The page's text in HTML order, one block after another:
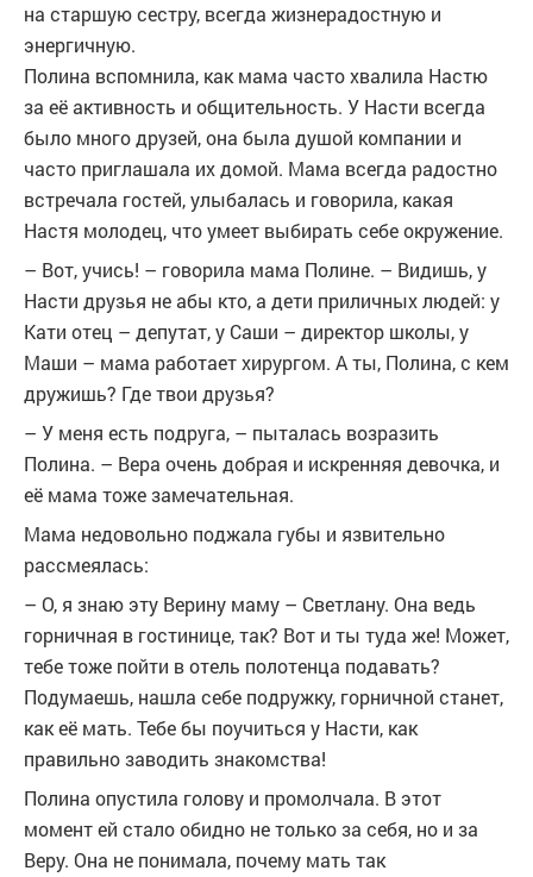
на старшую сестру, всегда жизнерадостную и
энергичную.
Полина вспомнила, как мама часто хвалила Настю
за её активность и общительность. У Насти всегда
было много друзей, она была душой компании и
часто приглашала их домой. Мама всегда радостно
встречала гостей, улыбалась и говорила, какая
Настя молодец, что умеет выбирать себе окружение.
– Вот, учись! – говорила мама Полине. – Видишь, у
Насти друзья не абы кто, а дети приличных людей: у
Кати отец – депутат, у Саши – директор школы, у
Маши – мама работает хирургом. А ты, Полина, с кем
дружишь? Где твои друзья?
– У меня есть подруга, – пыталась возразить
Полина. – Вера очень добрая и искренняя девочка, и
её мама тоже замечательная.
Мама недовольно поджала губы и язвительно
рассмеялась:
– О, я знаю эту Верину маму – Светлану. Она ведь
горничная в гостинице, так? Вот и ты туда же! Может,
тебе тоже пойти в отель полотенца подавать?
Подумаешь, нашла себе подружку, горничной станет,
как её мать. Тебе бы поучиться у Насти, как
правильно заводить знакомства!
Полина опустила голову и промолчала. В этот
момент ей стало обидно не только за себя, но и за
Веру. Она не понимала, почему мать так